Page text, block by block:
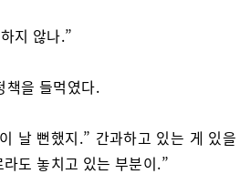
지 않나.”
책을 들먹였다.
날 뻔했지.” 간과하고 있는 게 있을
도 놓치고 있는 부분이.”